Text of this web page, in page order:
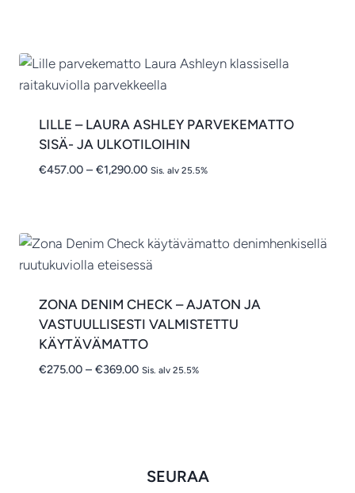
LILLE – LAURA ASHLEY PARVEKEMATTO
SISÄ- JA ULKOTILOIHIN
€457.00 – €1,290.00Hintaluokka:
Sis. alv 25.5%
ZONA DENIM CHECK – AJATON JA
VASTUULLISESTI VALMISTETTU
KÄYTÄVÄMATTO
€275.00 – €369.00Hintaluokka:
Sis. alv 25.5%
SEURAA